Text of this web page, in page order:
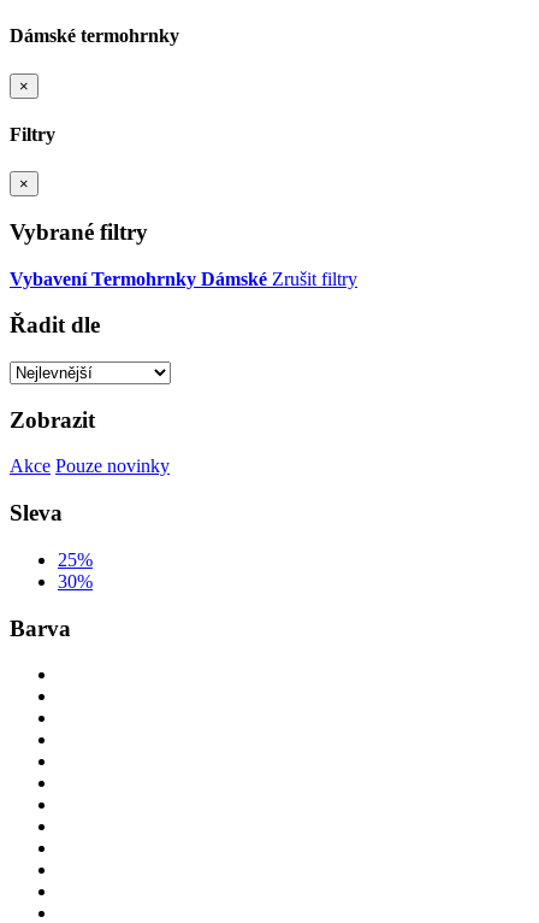
Dámské termohrnky
×
Filtry
×
Vybrané filtry
Vybavení Termohrnky Dámské Zrušit filtry
Řadit dle
Zobrazit
Akce Pouze novinky
Sleva
25%
30%
Barva